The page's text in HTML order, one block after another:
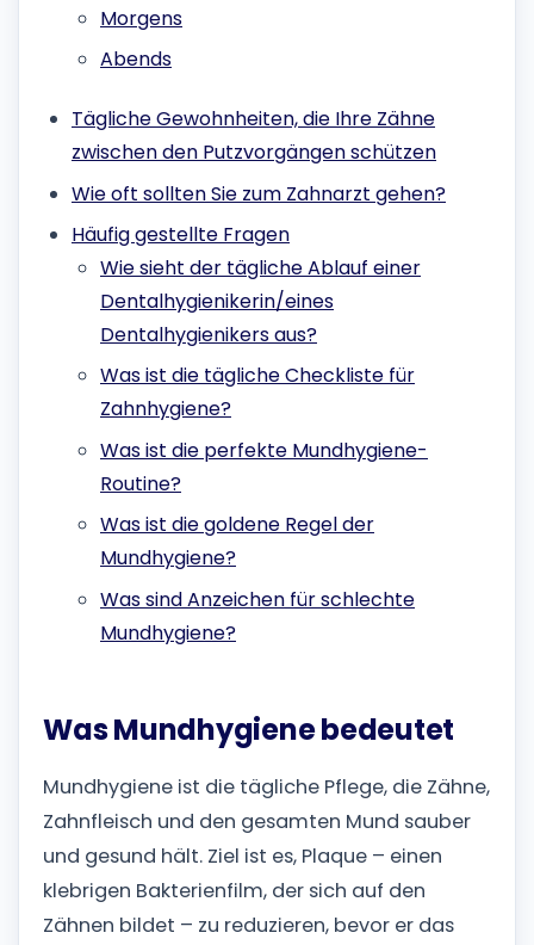
Morgens
Abends
Tägliche Gewohnheiten, die Ihre Zähne
zwischen den Putzvorgängen schützen
Wie oft sollten Sie zum Zahnarzt gehen?
Häufig gestellte Fragen
Wie sieht der tägliche Ablauf einer
Dentalhygienikerin/eines
Dentalhygienikers aus?
Was ist die tägliche Checkliste für
Zahnhygiene?
Was ist die perfekte Mundhygiene-
Routine?
Was ist die goldene Regel der
Mundhygiene?
Was sind Anzeichen für schlechte
Mundhygiene?
Was Mundhygiene bedeutet
Mundhygiene ist die tägliche Pflege, die Zähne,
Zahnfleisch und den gesamten Mund sauber
und gesund hält. Ziel ist es, Plaque – einen
klebrigen Bakterienfilm, der sich auf den
Zähnen bildet – zu reduzieren, bevor er das